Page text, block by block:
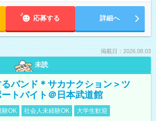
応募する 詳細へ
掲載日：2026.08.03
未読
バンド＊サカナクション＞ツ
トバイト＠日本武道館
験OK 社会人未経験OK 大学生歓迎